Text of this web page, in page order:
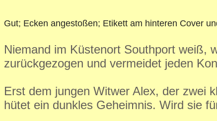
Gut; Ecken angestoßen; Etikett am hinteren Cover
Niemand im Küstenort Southport weiß,
zurückgezogen und vermeidet jeden
Erst dem jungen Witwer Alex, der zwei
hütet ein dunkles Geheimnis. Wird sie